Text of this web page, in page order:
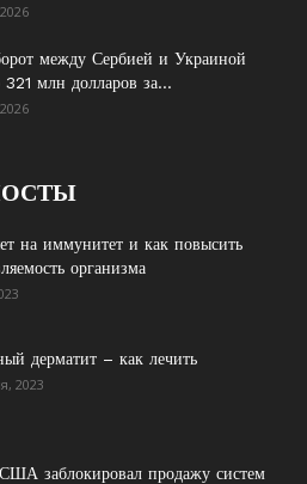
между Сербией и Украиной
321 млн долларов за...
на иммунитет и как повысить
организма
дерматит – как лечить
2023
заблокировал продажу систем